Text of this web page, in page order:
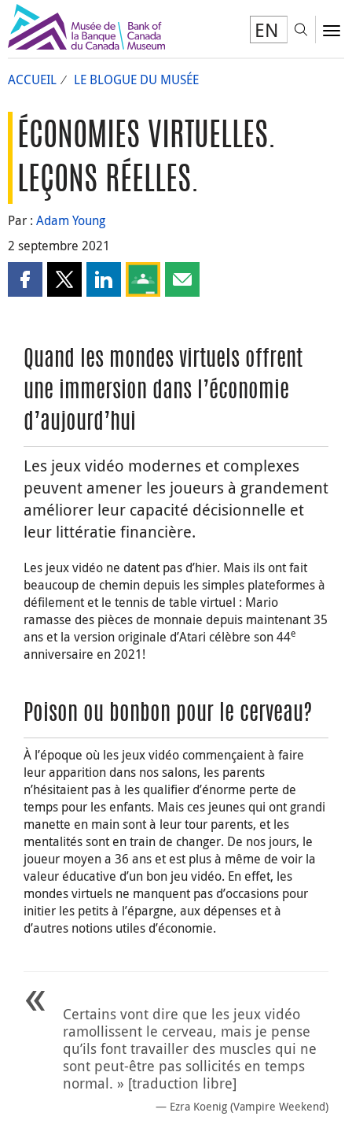
EN
ACCUEIL LE BLOGUE DU MUSÉE
ÉCONOMIES VIRTUELLES.
LEÇONS RÉELLES.
Par : Adam Young
2 septembre 2021
Partager cette page sur Facebook
Partager cette page sur X
Partager cette page sur LinkedIn
Partagez cette page sur Google
Partager cette page par
Quand les mondes virtuels offrent
une immersion dans l’économie
d’aujourd’hui
Les jeux vidéo modernes et complexes
peuvent amener les joueurs à grandement
améliorer leur capacité décisionnelle et
leur littératie financière.
Les jeux vidéo ne datent pas d’hier. Mais ils ont fait
beaucoup de chemin depuis les simples plateformes à
défilement et le tennis de table virtuel : Mario
ramasse des pièces de monnaie depuis maintenant 35
ans et la version originale d’Atari célèbre son 44e
anniversaire en 2021!
Poison ou bonbon pour le cerveau?
À l’époque où les jeux vidéo commençaient à faire
leur apparition dans nos salons, les parents
n’hésitaient pas à les qualifier d’énorme perte de
temps pour les enfants. Mais ces jeunes qui ont grandi
manette en main sont à leur tour parents, et les
mentalités sont en train de changer. De nos jours, le
joueur moyen a 36 ans et est plus à même de voir la
valeur éducative d’un bon jeu vidéo. En effet, les
mondes virtuels ne manquent pas d’occasions pour
initier les petits à l’épargne, aux dépenses et à
d’autres notions utiles d’économie.
Certains vont dire que les jeux vidéo
ramollissent le cerveau, mais je pense
qu’ils font travailler des muscles qui ne
sont peut-être pas sollicités en temps
normal. » [traduction libre]
Ezra Koenig (Vampire Weekend)